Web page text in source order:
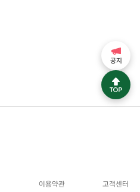
이용약관 고객센터
공지